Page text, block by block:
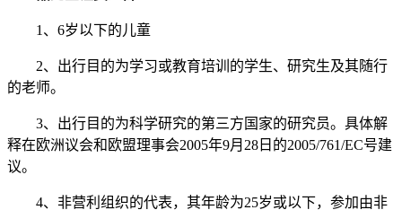
1、6岁以下的儿童
2、出行目的为学习或教育培训的学生、研究生及其随行
的老师。
3、出行目的为科学研究的第三方国家的研究员。具体解
释在欧洲议会和欧盟理事会2005年9月28日的2005/761/EC号建
议。
4、非营利组织的代表，其年龄为25岁或以下，参加由非